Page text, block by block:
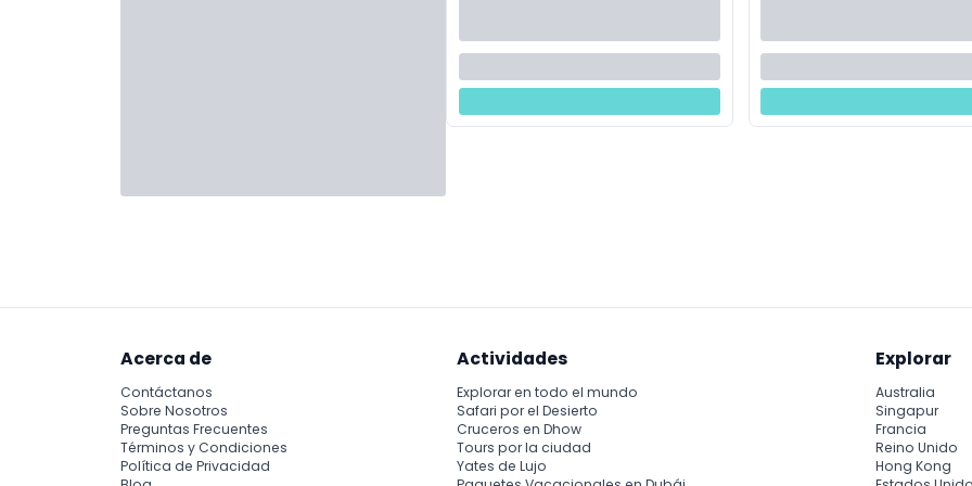
Acerca de
Contáctanos
Sobre Nosotros
Preguntas Frecuentes
Términos y Condiciones
Política de Privacidad
Actividades
Explorar en todo el mundo
Safari por el Desierto
Cruceros en Dhow
Tours por la ciudad
Yates de Lujo
Explorar
Australia
Singapur
Francia
Reino Unido
Hong Kong